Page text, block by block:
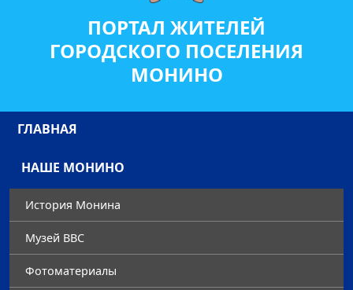
ПОРТАЛ ЖИТЕЛЕЙ
ГОРОДСКОГО ПОСЕЛЕНИЯ
МОНИНО
ГЛАВНАЯ
НАШЕ МОНИНО
История Монина
Музей ВВС
Фотоматериалы